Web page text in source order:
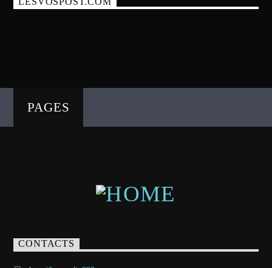
PAGES
CONTACTS